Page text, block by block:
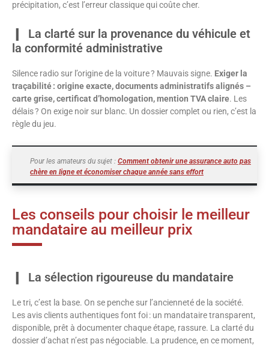
précipitation, c’est l’erreur classique qui coûte cher.
La clarté sur la provenance du véhicule et
la conformité administrative
Silence radio sur l’origine de la voiture ? Mauvais signe. Exiger la
traçabilité : origine exacte, documents administratifs alignés –
carte grise, certificat d’homologation, mention TVA claire. Les
délais ? On exige noir sur blanc. Un dossier complet ou rien, c’est la
règle du jeu.
Pour les amateurs du sujet : Comment obtenir une assurance auto pas
chère en ligne et économiser chaque année sans effort
Les conseils pour choisir le meilleur
mandataire au meilleur prix
La sélection rigoureuse du mandataire
Le tri, c’est la base. On se penche sur l’ancienneté de la société.
Les avis clients authentiques font foi : un mandataire transparent,
disponible, prêt à documenter chaque étape, rassure. La clarté du
dossier d’achat n’est pas négociable. La prudence, en ce moment,